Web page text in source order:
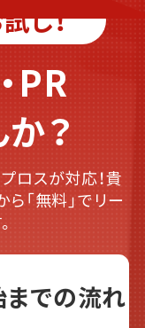
し！
PR
？
ロスが対応！貴
「無料」でリー
での流れ